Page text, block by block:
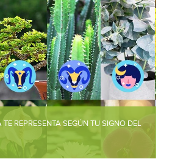
TE REPRESENTA SEGÚN TU SIGNO DEL